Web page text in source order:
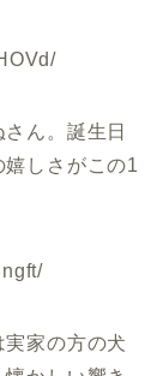
ん。誕生日
しさがこの1
家の方の犬